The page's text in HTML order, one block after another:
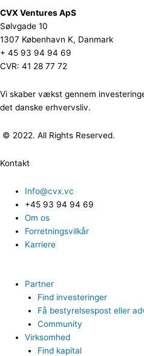
CVX Ventures ApS
Sølvgade 10
1307 København K, Danmark
+ 45 93 94 94 69
CVR: 41 28 77 72
Vi skaber vækst gennem
det danske erhvervsliv.
© 2022. All Rights Reserved.
Kontakt
Info@cvx.vc
+45 93 94 94 69
Om os
Forretningsvilkår
Karriere
Partner
Find investeringer
Få bestyrelsespost eller
Community
Virksomhed
Find kapital